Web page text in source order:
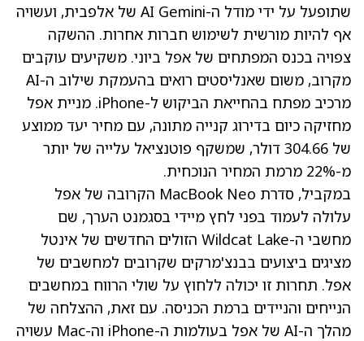
שתופעל על ידי מודל ה-AI Gemini של אלפבית, ועשויה
אף להיות מורשית לשימוש חברות אחרות. ההשקה
צפויה בכנס המפתחים של אפל ביוני. משקיעים עוקבים
מקרוב, משום שאנליסטים רואים בהעמקת שילוב ה-AI
מרכיב מפתח בהחייאת הביקוש ל-iPhone. מניית אפל
מחזיקה כיום בדירוג קנייה מתונה, עם מחיר יעד ממוצע
של 304.66 דולר, שמשקף פוטנציאל עלייה של יותר
מ-22% מרמת המחיר הנוכחית.
במקביל, סדרת MacBook Neo הקרובה של אפל
עלולה לעמוד בפני לחץ מיידי בסגמנט הערך, שם
מחשבי ה-Wildcat Lake הזולים החדשים של אינטל
מציגים ביצועים בבנצ'מרקים שקרובים למחשבים של
אפל. תחרות זו יכולה ללחוץ על שולי הרווח במחשבים
הנייחים והניידים ברמת הכניסה. עם זאת, ההצלחה של
מהלך ה-AI של אפל בעולמות ה-iPhone וה-Mac עשויה